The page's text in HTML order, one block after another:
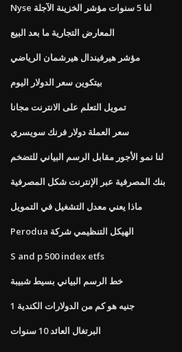
Nyse لنا 5 سنوات مؤشر الخزينة الآجلة
المعارض التجارية ما بعد البيع
مؤشر هيرفيندال هيرشمان الرياضي
بيتكوين سعر الدولار اليوم
تمويل التعلم على الانترنت مجانا
سعر العملة دولار فرنك سويسري
لنا نمو الأجور مقابل الرسم البياني للتضخم
بنك المصرفية عبر الإنترنت شكل المصرفية
ماذا يعني معدل التشغيل في التمويل
Perodua الهيكل التنظيمي شركة
S and p 500 index etfs
خط الرسم البياني بسيط شبيبة
1 جنيه هو كم من الدولارات الكندية
البرتغال العائد 10 سنوات